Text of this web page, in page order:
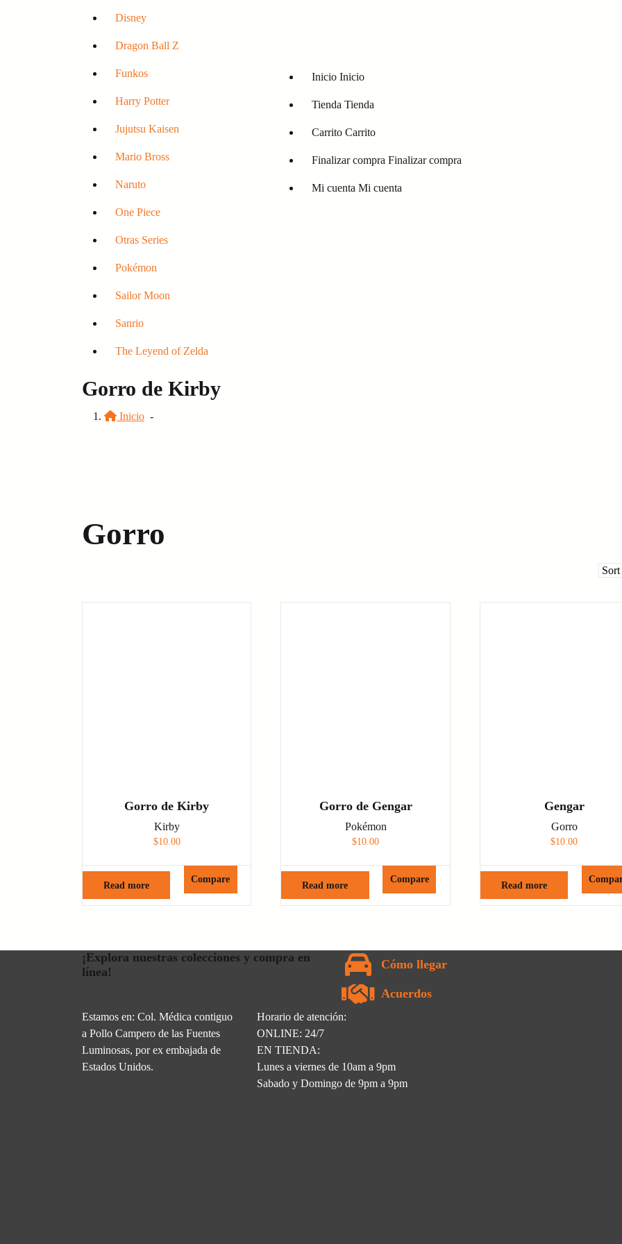
Disney
Dragon Ball Z
Funkos
Harry Potter
Jujutsu Kaisen
Mario Bross
Naruto
One Piece
Otras Series
Pokémon
Sailor Moon
Sanrio
The Leyend of Zelda
Inicio Inicio
Tienda Tienda
Carrito Carrito
Finalizar compra Finalizar compra
Mi cuenta Mi cuenta
Gorro de Kirby
Inicio -
Gorro
Gorro de Kirby
Kirby
$10.00
Read more
Compare
Gorro de Gengar
Pokémon
$10.00
Read more
Compare
Gengar
Gorro
$10.00
Read more
¡Explora nuestras colecciones y compra en
línea!
Cómo llegar
Acuerdos
Estamos en: Col. Médica contiguo
a Pollo Campero de las Fuentes
Luminosas, por ex embajada de
Estados Unidos.
Horario de atención:
ONLINE: 24/7
EN TIENDA:
Lunes a viernes de 10am a 9pm
Sabado y Domingo de 9pm a 9pm